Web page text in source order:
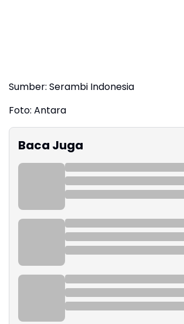
Sumber: Serambi Indonesia
Foto: Antara
Baca Juga